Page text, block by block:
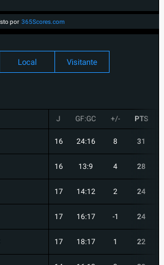
por 365Scores.com
Local Visitante
J GF:GC +/- PTS
16 24:16 8 31
16 13:9 4 28
17 14:12 2 24
17 16:17 -1 24
17 18:17 1 22